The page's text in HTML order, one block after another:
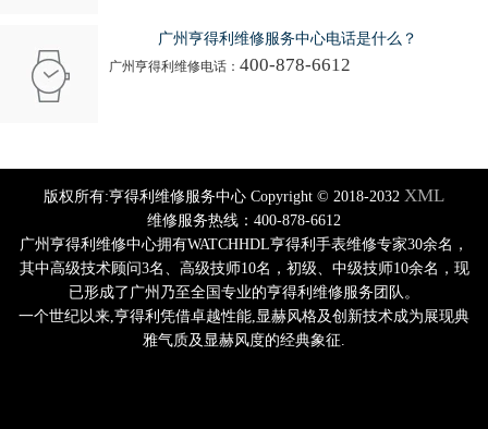
广州亨得利维修服务中心电话是什么？
广州亨得利维修电话： 400-878-6612
版权所有:亨得利维修服务中心 Copyright © 2018-2032 XML
维修服务热线：400-878-6612
广州亨得利维修中心拥有WATCHHDL亨得利手表维修专家30余名，
其中高级技术顾问3名、高级技师10名，初级、中级技师10余名，现
已形成了广州乃至全国专业的亨得利维修服务团队。
一个世纪以来,亨得利凭借卓越性能,显赫风格及创新技术成为展现典
雅气质及显赫风度的经典象征.